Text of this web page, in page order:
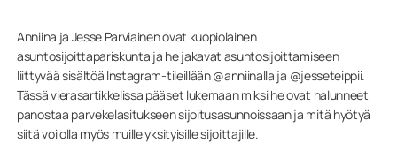
Anniina ja Jesse Parviainen ovat kuopiolainen
asuntosijoittapariskunta ja he jakavat asuntosijoittamiseen
liittyvää sisältöä Instagram-tileillään @anniinalla ja @jesseteippii.
Tässä vierasartikkelissa pääset lukemaan miksi he ovat halunneet
panostaa parvekelasitukseen sijoitusasunnoissaan ja mitä hyötyä
siitä voi olla myös muille yksityisille sijoittajille.